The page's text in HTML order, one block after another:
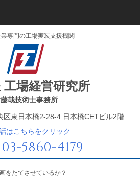
専門の工場実装支援機関
工場経営研究所
哉技術士事務所
区東日本橋2-28-4 日本橋CETビル2階
はこちらをクリック
5860-4179
をたてさせているか？